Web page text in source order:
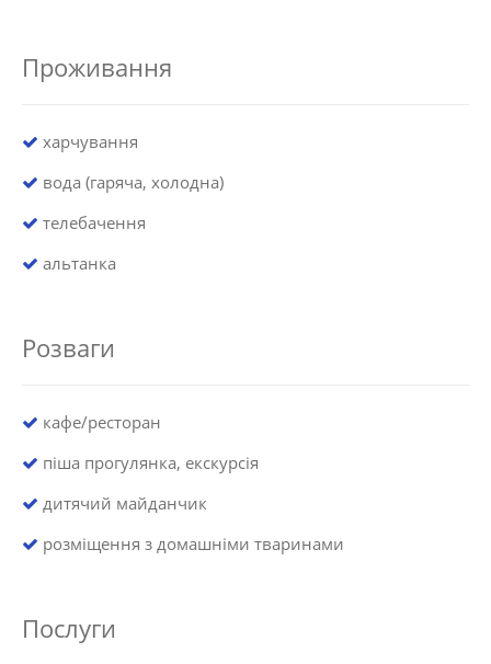
Проживання
харчування
вода (гаряча, холодна)
телебачення
альтанка
Розваги
кафе/ресторан
піша прогулянка, екскурсія
дитячий майданчик
розміщення з домашніми тваринами
Послуги